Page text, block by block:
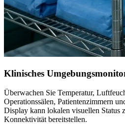
Klinisches
Überwachen Sie Temperatur,
Operationssälen, Patientenzimmern
Display kann lokalen visuellen Status
Konnektivität bereitstellen.